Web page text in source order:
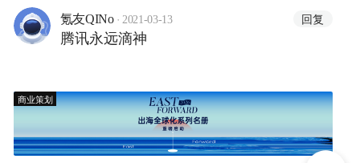
氪友QINo · 2021-03-13 回复
腾讯永远滴神
商业策划